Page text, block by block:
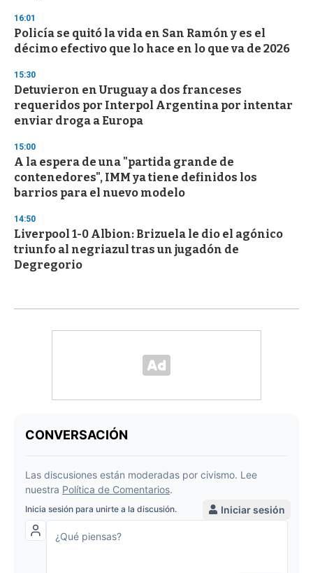
16:01
Policía se quitó la vida en San Ramón y es el
décimo efectivo que lo hace en lo que va de 2026
15:30
Detuvieron en Uruguay a dos franceses
requeridos por Interpol Argentina por intentar
enviar droga a Europa
15:00
A la espera de una "partida grande de
contenedores", IMM ya tiene definidos los
barrios para el nuevo modelo
14:50
Liverpool 1-0 Albion: Brizuela le dio el agónico
triunfo al negriazul tras un jugadón de
Degregorio